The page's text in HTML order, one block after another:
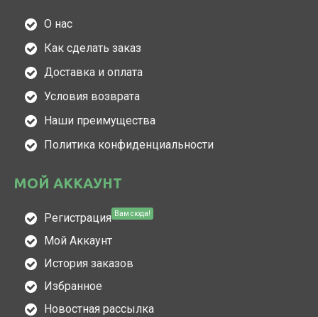
О нас
Как сделать заказ
Доставка и оплата
Условия возврата
Наши преимущества
Политика конфиденциальности
МОЙ АККАУНТ
Регистрация Вам сюда!
Мой Аккаунт
История заказов
Избранное
Новостная рассылка